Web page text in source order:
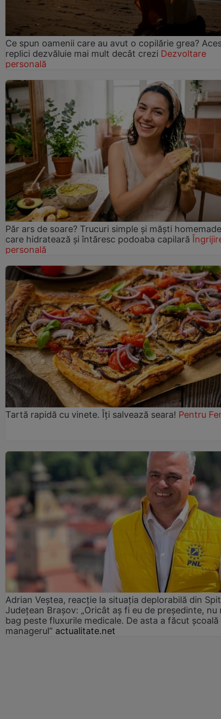
Ce spun oamenii care au avut o copilărie grea?
replici dezvăluie mai mult decât crezi Dezvoltare
personală
Păr ars de soare? Trucuri simple și măști homemade
care hidratează și întăresc podoaba capilară
personală
Tartă rapidă cu vinete. Îți salvează seara! Pentru
Adrian Veștea, reacție la situația deplorabilă din
Județean Brașov: „Oricât aș fi eu de președinte, nu
bag peste fluxurile medicale. De asta a făcut școală
managerul” actualitate.net